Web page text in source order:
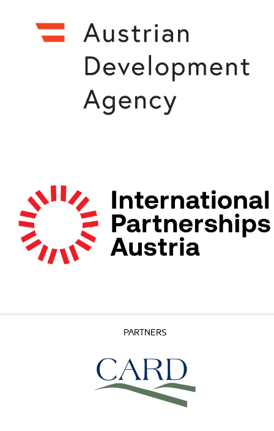
PARTNERS